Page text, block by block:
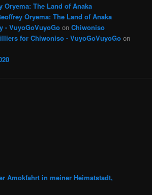
Oryema: The Land of Anaka
Oryema: The Land of Anaka
- VuyoGoVuyoGo onChiwoniso
for Chiwoniso - VuyoGoVuyoGo on
Amokfahrt in meiner Heimatstadt,